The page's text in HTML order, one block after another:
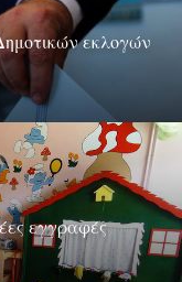
εκλογών
εγγραφές